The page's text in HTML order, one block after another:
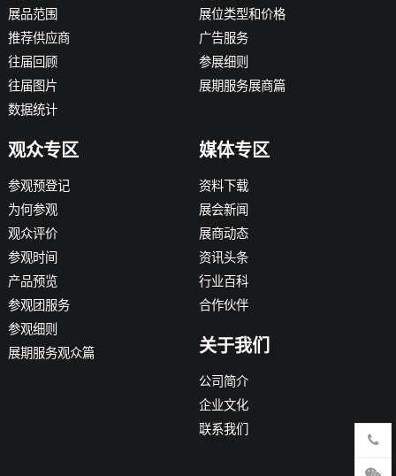
展品范围
推荐供应商
往届回顾
往届图片
数据统计
展位类型和价格
广告服务
参展细则
展期服务展商篇
观众专区
参观预登记
为何参观
观众评价
参观时间
产品预览
参观团服务
参观细则
展期服务观众篇
媒体专区
资料下载
展会新闻
展商动态
资讯头条
行业百科
合作伙伴
关于我们
公司简介
企业文化
联系我们